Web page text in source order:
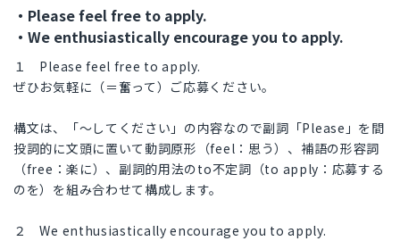
・Please feel free to apply.
・We enthusiastically encourage you to apply.
１ Please feel free to apply.
ぜひお気軽に（＝奮って）ご応募ください。
構文は、「～してください」の内容なので副詞「Please」を間
投詞的に文頭に置いて動詞原形（feel：思う）、補語の形容詞
（free：楽に）、副詞的用法のto不定詞（to apply：応募する
のを）を組み合わせて構成します。
２ We enthusiastically encourage you to apply.